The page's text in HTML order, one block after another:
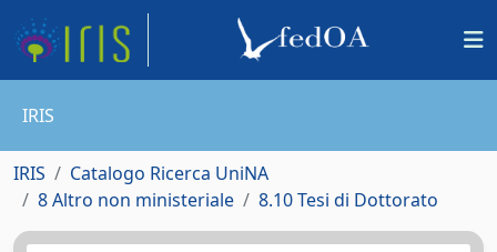
IRIS
IRIS
Catalogo Ricerca UniNA
8 Altro non ministeriale
8.10 Tesi di Dottorato